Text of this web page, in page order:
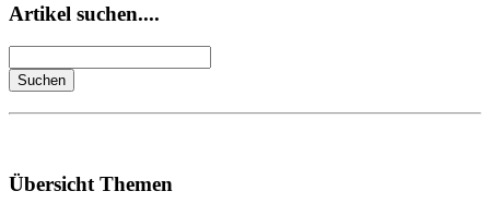
Artikel suchen....
Übersicht Themen